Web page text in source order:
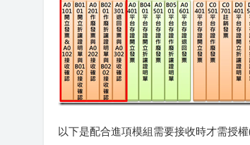
以下是配合進項模組需要接收時才需授